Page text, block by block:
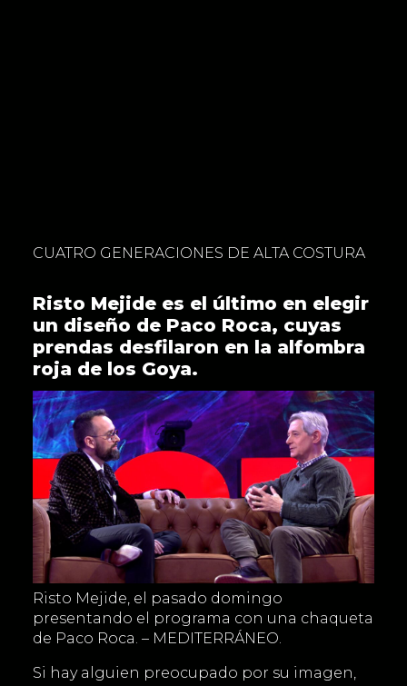
CUATRO GENERACIONES DE ALTA COSTURA
Risto Mejide es el último en elegir
un diseño de Paco Roca, cuyas
prendas desfilaron en la alfombra
roja de los Goya.
Risto Mejide, el pasado domingo
presentando el programa con una chaqueta
de Paco Roca. – MEDITERRÁNEO.
Si hay alguien preocupado por su imagen,